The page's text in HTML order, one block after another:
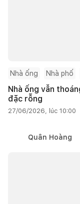
Nhà ống Nhà phố
Nhà ống vẫn
đặc rỗng
27/06/2026, lúc 10:00
Quân Hoàng